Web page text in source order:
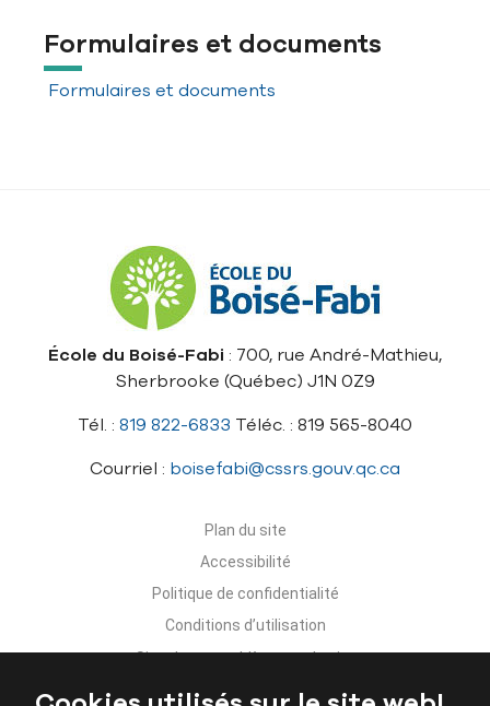
Formulaires et documents
Formulaires et documents
École du Boisé-Fabi : 700, rue André-Mathieu,
Sherbrooke (Québec) J1N 0Z9
Tél. : 819 822-6833 Téléc. : 819 565-8040
Courriel : boisefabi@cssrs.gouv.qc.ca
Plan du site
Accessibilité
Politique de confidentialité
Conditions d’utilisation
Signaler un problème sur le site
Nous joindre